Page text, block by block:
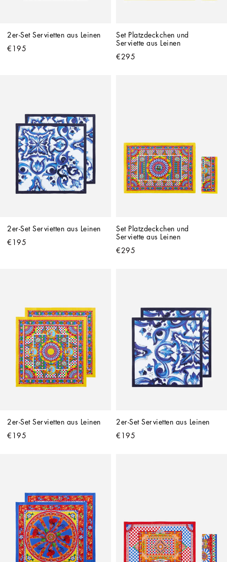
2er-Set Servietten aus Leinen
€195
Set Platzdeckchen und
Serviette aus Leinen
€295
2er-Set Servietten aus Leinen
€195
Set Platzdeckchen und
Serviette aus Leinen
€295
2er-Set Servietten aus Leinen
€195
2er-Set Servietten aus Leinen
€195